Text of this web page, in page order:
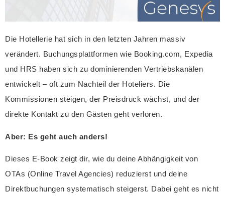
Die Hotellerie hat sich in den letzten Jahren massiv
verändert. Buchungsplattformen wie Booking.com, Expedia
und HRS haben sich zu dominierenden Vertriebskanälen
entwickelt – oft zum Nachteil der Hoteliers. Die
Kommissionen steigen, der Preisdruck wächst, und der
direkte Kontakt zu den Gästen geht verloren.
Aber: Es geht auch anders!
Dieses E-Book zeigt dir, wie du deine Abhängigkeit von
OTAs (Online Travel Agencies) reduzierst und deine
Direktbuchungen systematisch steigerst. Dabei geht es nicht